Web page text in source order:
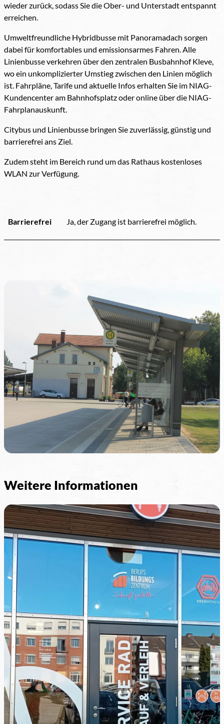
wieder zurück, sodass Sie die Ober- und Unterstadt entspannt
erreichen.
Umweltfreundliche Hybridbusse mit Panoramadach sorgen
dabei für komfortables und emissionsarmes Fahren. Alle
Linienbusse verkehren über den zentralen Busbahnhof Kleve,
wo ein unkomplizierter Umstieg zwischen den Linien möglich
ist. Fahrpläne, Tarife und aktuelle Infos erhalten Sie im NIAG-
Kundencenter am Bahnhofsplatz oder online über die NIAG-
Fahrplanauskunft.
Citybus und Linienbusse bringen Sie zuverlässig, günstig und
barrierefrei ans Ziel.
Zudem steht im Bereich rund um das Rathaus kostenloses
WLAN zur Verfügung.
Barrierefrei Ja, der Zugang ist barrierefrei möglich.
Weitere Informationen